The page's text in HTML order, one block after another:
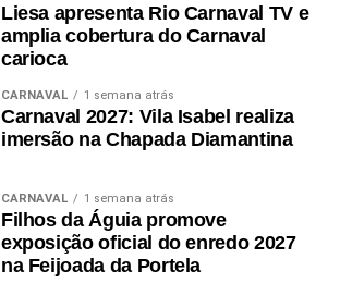
Liesa apresenta Rio Carnaval TV e
amplia cobertura do Carnaval
carioca
CARNAVAL 1 semana atrás
Carnaval 2027: Vila Isabel realiza
imersão na Chapada Diamantina
CARNAVAL 1 semana atrás
Filhos da Águia promove
exposição oficial do enredo 2027
na Feijoada da Portela